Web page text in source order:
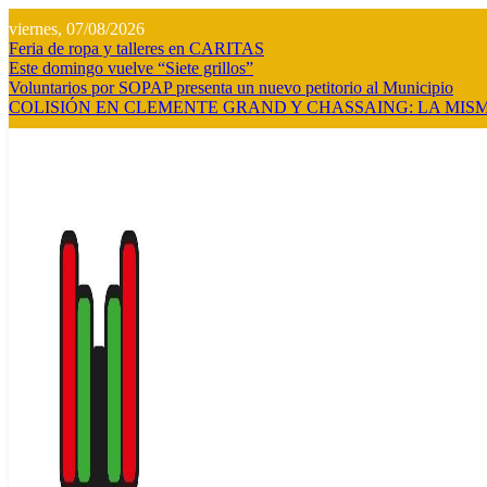
al
contenido
viernes, 07/08/2026
Feria de ropa y talleres en CARITAS
Este domingo vuelve “Siete grillos”
Voluntarios por SOPAP presenta un nuevo petitorio al Municipio
COLISIÓN EN CLEMENTE GRAND Y CHASSAING: LA